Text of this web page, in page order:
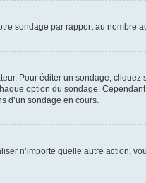
sondage par rapport au nombre
Pour éditer un sondage, cliquez
option du sondage.
d’un sondage en cours.
n’importe quelle autre action,